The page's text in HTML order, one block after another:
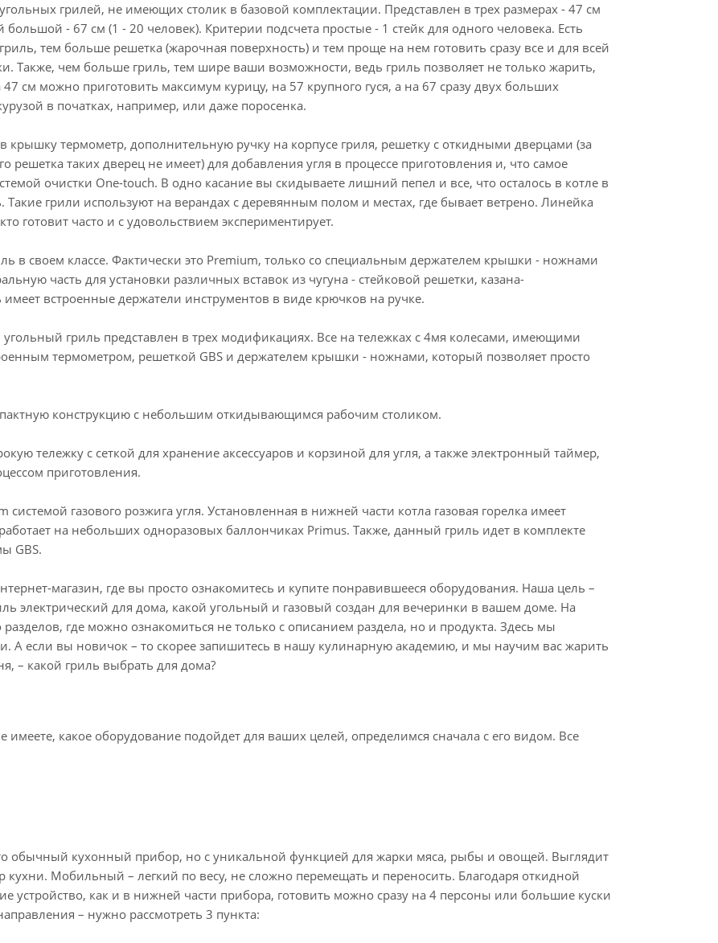
грилей, не имеющих столик в базовой комплектации. Представлен в трех размерах - 47 см
- 67 см (1 - 20 человек). Критерии подсчета простые - 1 стейк для одного человека. Есть
тем больше решетка (жарочная поверхность) и тем проще на нем готовить сразу все и для всей
Также, чем больше гриль, тем шире ваши возможности, ведь гриль позволяет не только жарить,
47 см можно приготовить максимум курицу, на 57 крупного гуся, а на 67 сразу двух больших
в початках, например, или даже поросенка.
термометр, дополнительную ручку на корпусе гриля, решетку с откидными дверцами (за
таких дверец не имеет) для добавления угля в процессе приготовления и, что самое
очистки One-touch. В одно касание вы скидываете лишний пепел и все, что осталось в котле в
Такие грили используют на верандах с деревянным полом и местах, где бывает ветрено. Линейка
готовит часто и с удовольствием экспериментирует.
в своем классе. Фактически это Premium, только со специальным держателем крышки - ножнами
часть для установки различных вставок из чугуна - стейковой решетки, казана-
встроенные держатели инструментов в виде крючков на ручке.
гриль представлен в трех модификациях. Все на тележках с 4мя колесами, имеющими
термометром, решеткой GBS и держателем крышки - ножнами, который позволяет просто
конструкцию с небольшим откидывающимся рабочим столиком.
тележку с сеткой для хранение аксессуаров и корзиной для угля, а также электронный таймер,
приготовления.
системой газового розжига угля. Установленная в нижней части котла газовая горелка имеет
на небольших одноразовых баллончиках Primus. Также, данный гриль идет в комплекте
GBS.
магазин, где вы просто ознакомитесь и купите понравившееся оборудования. Наша цель –
электрический для дома, какой угольный и газовый создан для вечеринки в вашем доме. На
где можно ознакомиться не только с описанием раздела, но и продукта. Здесь мы
А если вы новичок – то скорее запишитесь в нашу кулинарную академию, и мы научим вас жарить
– какой гриль выбрать для дома?
какое оборудование подойдет для ваших целей, определимся сначала с его видом. Все
обычный кухонный прибор, но с уникальной функцией для жарки мяса, рыбы и овощей. Выглядит
кухни. Мобильный – легкий по весу, не сложно перемещать и переносить. Благодаря откидной
устройство, как и в нижней части прибора, готовить можно сразу на 4 персоны или большие куски
– нужно рассмотреть 3 пункта: